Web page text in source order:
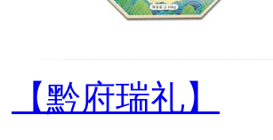
【黔府瑞礼】